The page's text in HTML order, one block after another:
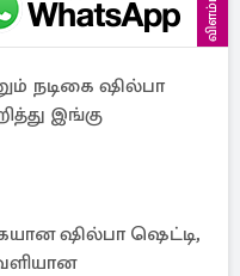
நடிகை ஷில்பா
இங்கு
ஷில்பா ஷெட்டி,